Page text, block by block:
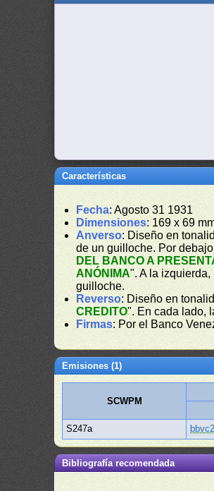
Características
Fecha: Agosto 31 1931
Dimensiones: 169 x 69
Anverso: Diseño en
de un guilloche. Por
DEL BANCO A
ANÓNIMA". A la
guilloche.
Reverso: Diseño en
CREDITO". En cada lado,
Firmas: Por el Banco
Emisiones (1)
SCWPM
S247a
Bibliografía recomendada